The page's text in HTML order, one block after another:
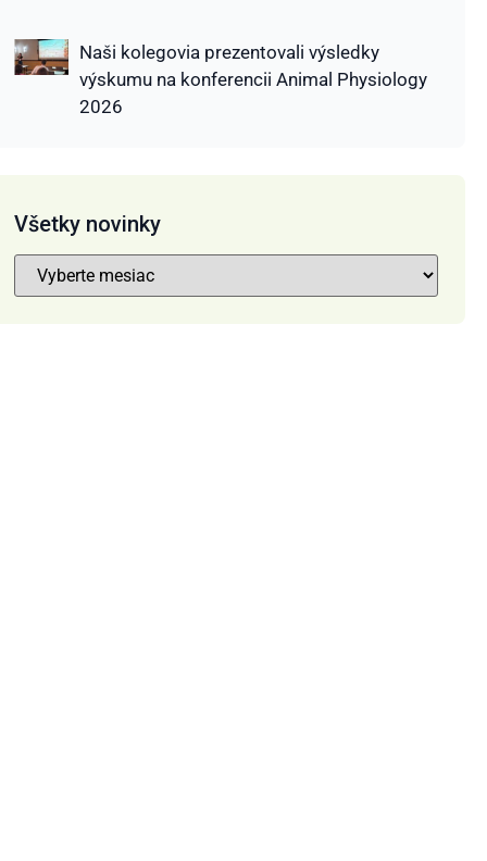
Naši kolegovia prezentovali výsledky
výskumu na konferencii Animal Physiology
2026
Všetky novinky